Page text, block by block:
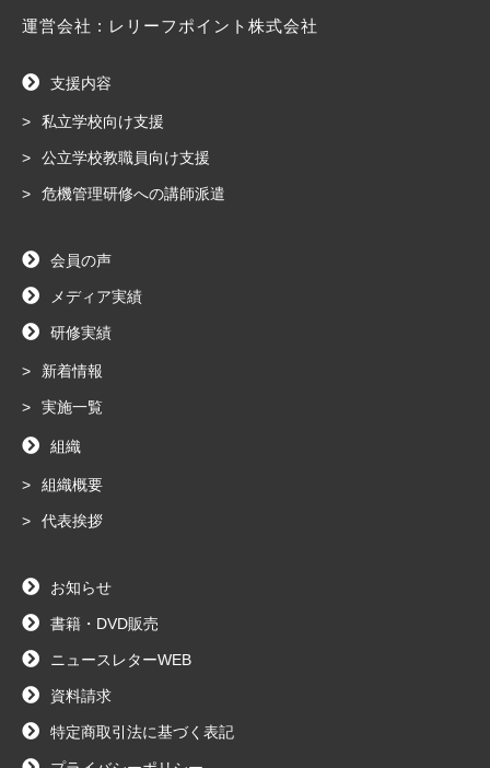
運営会社 : レリーフポイント株式会社
支援内容
私立学校向け支援
公立学校教職員向け支援
危機管理研修への講師派遣
会員の声
メディア実績
研修実績
新着情報
実施一覧
組織
組織概要
代表挨拶
お知らせ
書籍・DVD販売
ニュースレターWEB
資料請求
特定商取引法に基づく表記